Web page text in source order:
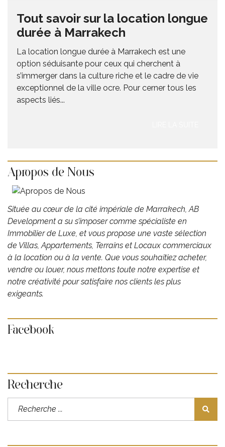
Tout savoir sur la location longue
durée à Marrakech
La location longue durée à Marrakech est une
option séduisante pour ceux qui cherchent à
s’immerger dans la culture riche et le cadre de vie
exceptionnel de la ville ocre. Pour cerner tous les
aspects liés...
Apropos de Nous
Située au cœur de la cité impériale de Marrakech, AB
Development ​a su s’imposer comme spécialiste en
Immobilier de Luxe, et vous propose une vaste sélection
de Villas, Appartements, Terrains et Locaux commerciaux
à la location ou à la vente. Que vous souhaitiez acheter,
vendre ou louer, nous mettons toute notre expertise et
notre créativité pour satisfaire nos clients les plus
exigeants.
Facebook
Recherche